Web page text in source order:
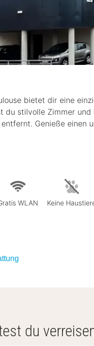
bietet dir eine
du stilvolle Zimmer
Genieße einen
WLAN Keine
du